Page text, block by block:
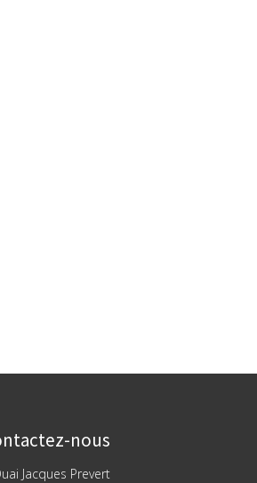
nous
Jacques Prevert